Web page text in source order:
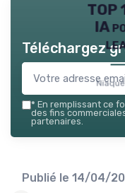
TOP
IA
Téléchargez
* En remplissant ce
des fins
partenaires.
Publié le 14/04/